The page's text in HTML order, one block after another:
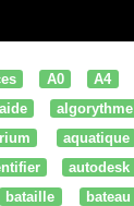
A0 A4
aide algorythme
aquatique
autodesk
bataille bateau